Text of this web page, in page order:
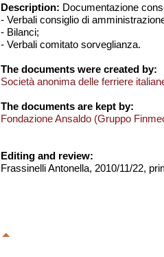
Description: Documentazione
- Verbali consiglio di
- Bilanci;
- Verbali comitato sorveglianza.
The documents were created by:
Società anonima delle ferriere
The documents are kept by:
Fondazione Ansaldo (Gruppo
Editing and review:
Frassinelli Antonella, 2010/11/22,